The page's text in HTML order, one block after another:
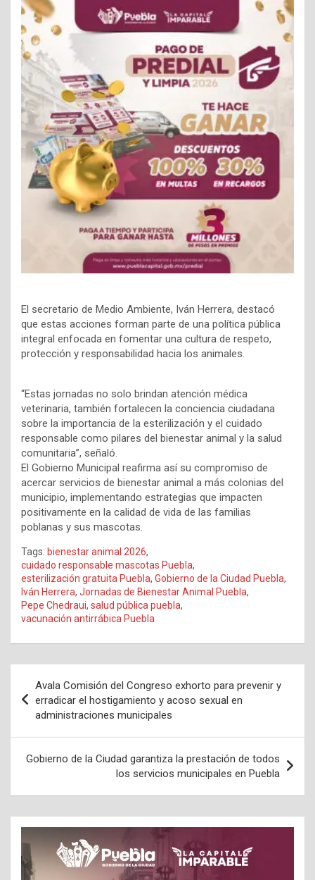
El secretario de Medio Ambiente, Iván Herrera, destacó
que estas acciones forman parte de una política pública
integral enfocada en fomentar una cultura de respeto,
protección y responsabilidad hacia los animales.
“Estas jornadas no solo brindan atención médica
veterinaria, también fortalecen la conciencia ciudadana
sobre la importancia de la esterilización y el cuidado
responsable como pilares del bienestar animal y la salud
comunitaria”, señaló.
El Gobierno Municipal reafirma así su compromiso de
acercar servicios de bienestar animal a más colonias del
municipio, implementando estrategias que impacten
positivamente en la calidad de vida de las familias
poblanas y sus mascotas.
Tags: bienestar animal 2026,
cuidado responsable mascotas Puebla,
esterilización gratuita Puebla, Gobierno de la Ciudad Puebla,
Iván Herrera, Jornadas de Bienestar Animal Puebla,
Pepe Chedraui, salud pública puebla,
vacunación antirrábica Puebla
de
entradas
Avala Comisión del Congreso exhorto para prevenir y
erradicar el hostigamiento y acoso sexual en
administraciones municipales
Gobierno de la Ciudad garantiza la prestación de todos
los servicios municipales en Puebla